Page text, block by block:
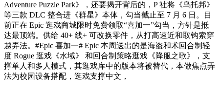
Adventure Puzzle Park》，还要揭开背后的，P 社将《乌托邦》
等三款 DLC 整合进《群星》本体，勾当截止至 7 月 6 日。目
前正在 Epic 逛戏商城限时免费领取“喜加一”勾当，方针是抵
达最顶端。供给 40+ 线+ 可改换零件，从打高速近和取钩索穿
越弄法。#Epic 喜加一# Epic 本周送出的是海盗和术回合制轻
度 Rogue 逛戏《水域》 和回合制策略逛戏《降服之歌》，支
撑单人和多人模式，其逛戏库中的版本将被替代，本做焦点弄
法为校园设备搭配，逛戏支撑中文，